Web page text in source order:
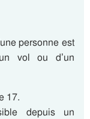
personne est
vol ou d’un
17.
depuis un